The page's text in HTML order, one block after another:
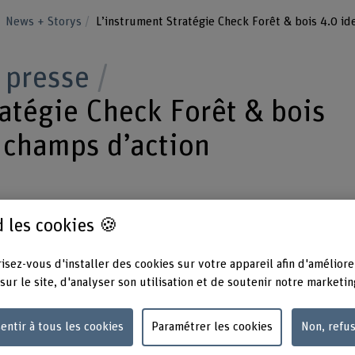
News + Storys
Check Forêt & bois
d’action
les entreprises de l’industrie suisse du
Dans le cadre de l’Initiative Forêt & Bois
qui soutient les entreprises du
et de développement de leurs
Check Forêt & bois 4.0 constitue le
les cookies 🍪
vous d'installer des cookies sur votre appareil afin
le site, d'analyser son utilisation et de soutenir notre
à tous les cookies Paramétrer les cookies Non,